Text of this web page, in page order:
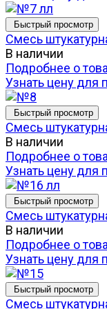
Быстрый просмотр
Смесь
В наличии
Подробнее о
Узнать цену для
Быстрый просмотр
Смесь
В наличии
Подробнее о
Узнать цену для
Быстрый просмотр
Смесь
В наличии
Подробнее о
Узнать цену для
Быстрый просмотр
Смесь